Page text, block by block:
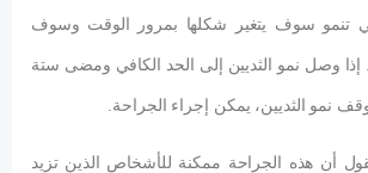
تنمو سوف يتغير شكلها بمرور الوقت وسوف
وصل نمو الثديين إلى الحد الكافي ومضى ستة
نمو الثديين، يمكن إجراء الجراحة.
أن هذه الجراحة ممكنة للأشخاص الذين تزيد